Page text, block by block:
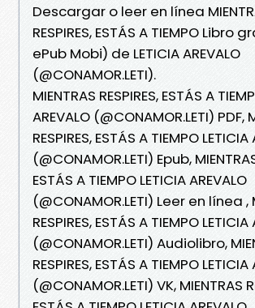
Descargar o leer en línea
RESPIRES, ESTÁS A TIEMPO Libro
ePub Mobi) de LETICIA AREVALO
(@CONAMOR.LETI).
MIENTRAS RESPIRES, ESTÁS A
AREVALO (@CONAMOR.LETI) PDF,
RESPIRES, ESTÁS A TIEMPO LETICIA
(@CONAMOR.LETI) Epub,
ESTÁS A TIEMPO LETICIA AREVALO
(@CONAMOR.LETI) Leer en línea ,
RESPIRES, ESTÁS A TIEMPO LETICIA
(@CONAMOR.LETI) Audiolibro,
RESPIRES, ESTÁS A TIEMPO LETICIA
(@CONAMOR.LETI) VK, MIENTRAS